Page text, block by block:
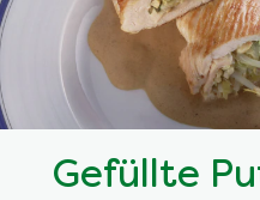
Gefüllte